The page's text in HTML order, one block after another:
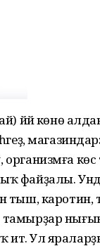
йәй көнө
көс
файҙалы.
тыш, каротин,
Ул